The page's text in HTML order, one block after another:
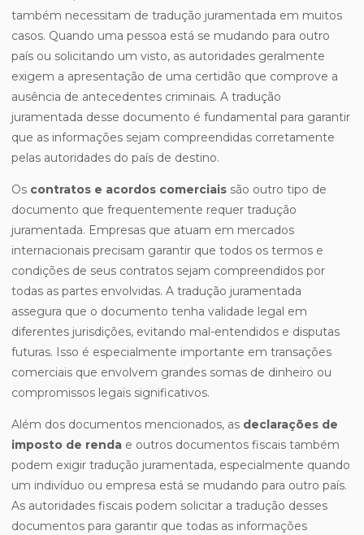
também necessitam de tradução juramentada em muitos
casos. Quando uma pessoa está se mudando para outro
país ou solicitando um visto, as autoridades geralmente
exigem a apresentação de uma certidão que comprove a
ausência de antecedentes criminais. A tradução
juramentada desse documento é fundamental para garantir
que as informações sejam compreendidas corretamente
pelas autoridades do país de destino.
Os contratos e acordos comerciais são outro tipo de
documento que frequentemente requer tradução
juramentada. Empresas que atuam em mercados
internacionais precisam garantir que todos os termos e
condições de seus contratos sejam compreendidos por
todas as partes envolvidas. A tradução juramentada
assegura que o documento tenha validade legal em
diferentes jurisdições, evitando mal-entendidos e disputas
futuras. Isso é especialmente importante em transações
comerciais que envolvem grandes somas de dinheiro ou
compromissos legais significativos.
Além dos documentos mencionados, as declarações de
imposto de renda e outros documentos fiscais também
podem exigir tradução juramentada, especialmente quando
um indivíduo ou empresa está se mudando para outro país.
As autoridades fiscais podem solicitar a tradução desses
documentos para garantir que todas as informações